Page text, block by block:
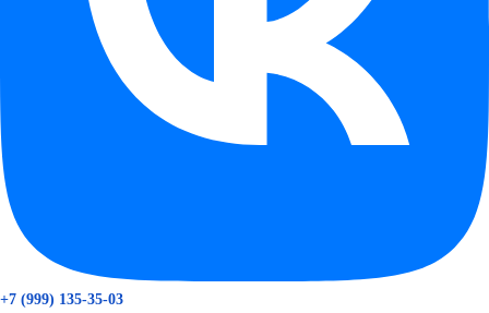
+7 (999) 135-35-03